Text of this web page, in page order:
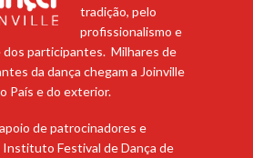
tradição, pelo
profissionalismo e
dos participantes. Milhares de
da dança chegam a Joinville
País e do exterior.
de patrocinadores e
Festival de Dança de